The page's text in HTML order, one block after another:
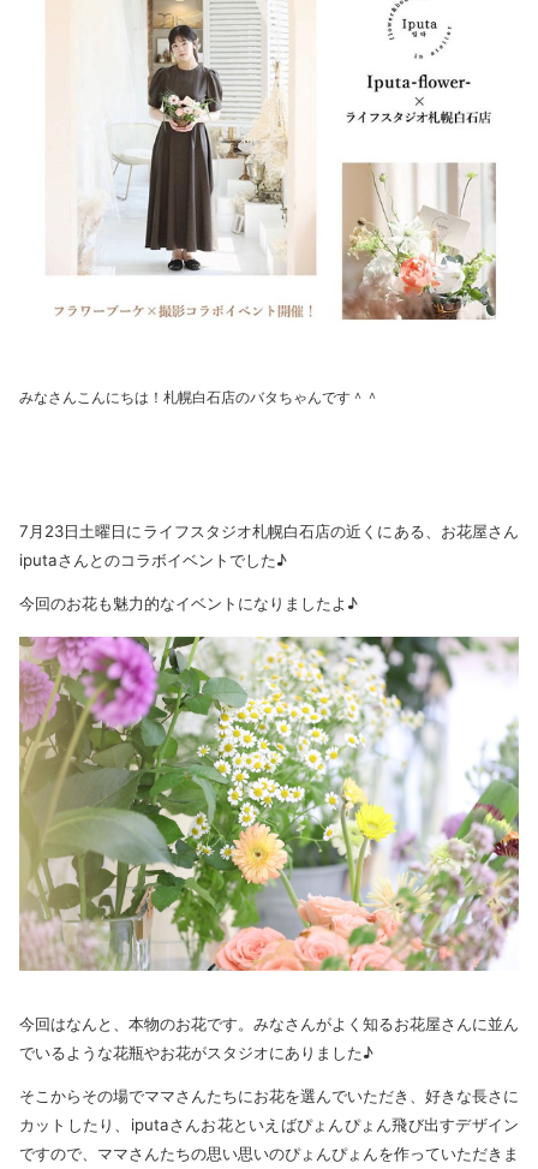
みなさんこんにちは！札幌白石店のバタちゃんです＾＾
7月23日土曜日にライフスタジオ札幌白石店の近くにある、お花屋さん
iputaさんとのコラボイベントでした♪
今回のお花も魅力的なイベントになりましたよ♪
今回はなんと、本物のお花です。みなさんがよく知るお花屋さんに並ん
でいるような花瓶やお花がスタジオにありました♪
そこからその場でママさんたちにお花を選んでいただき、好きな長さに
カットしたり、iputaさんお花といえばぴょんぴょん飛び出すデザイン
ですので、ママさんたちの思い思いのぴょんぴょんを作っていただきま